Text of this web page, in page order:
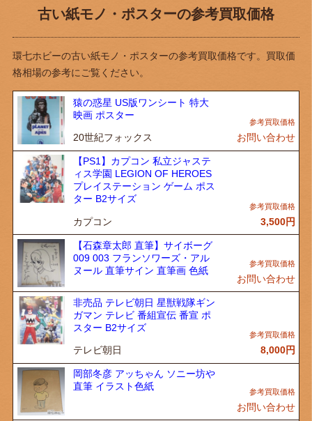
古い紙モノ・ポスターの参考買取価格
環七ホビーの古い紙モノ・ポスターの参考買取価格です。買取価
格相場の参考にご覧ください。
猿の惑星 US版ワンシート 特大
映画 ポスター
20世紀フォックス お問い合わせ
【PS1】カプコン 私立ジャステ
ィス学園 LEGION OF HEROES
プレイステーション ゲーム ポス
ター B2サイズ
カプコン 3,500円
【石森章太郎 直筆】サイボーグ
009 003 フランソワーズ・アル
ヌール 直筆サイン 直筆画 色紙
お問い合わせ
非売品 テレビ朝日 星獣戦隊ギン
ガマン テレビ 番組宣伝 番宣 ポ
スター B2サイズ
テレビ朝日 8,000円
岡部冬彦 アッちゃん ソニー坊や
直筆 イラスト色紙
お問い合わせ